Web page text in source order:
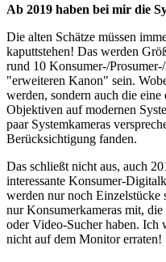
Ab 2019 haben bei mir die
Die alten Schätze müssen
kaputtstehen! Das werden
rund 10 Konsumer-/
"erweiteren Kanon" sein.
werden, sondern auch die
Objektiven auf modernen
paar Systemkameras
Berücksichtigung fanden.
Das schließt nicht aus, auch
interessante Konsumer-
werden nur noch Einzelstücke
nur Konsumerkameras mit,
oder Video-Sucher haben.
nicht auf dem Monitor erraten!